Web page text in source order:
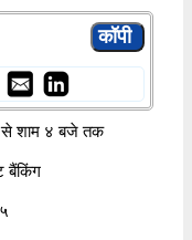
से शाम ४ बजे तक
बैंकिंग